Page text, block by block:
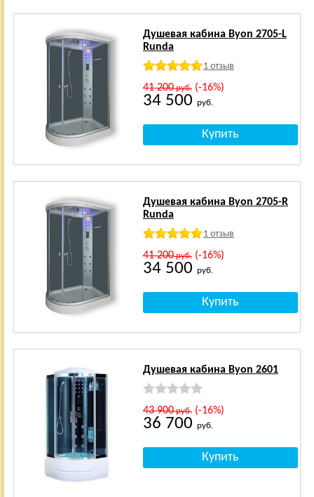
Душевая кабина Byon 2705-L
Runda
1 отзыв
41 200руб.(-16%)
34 500 руб.
Душевая кабина Byon 2705-R
Runda
1 отзыв
41 200руб.(-16%)
34 500 руб.
Душевая кабина Byon 2601
43 900руб.(-16%)
36 700 руб.